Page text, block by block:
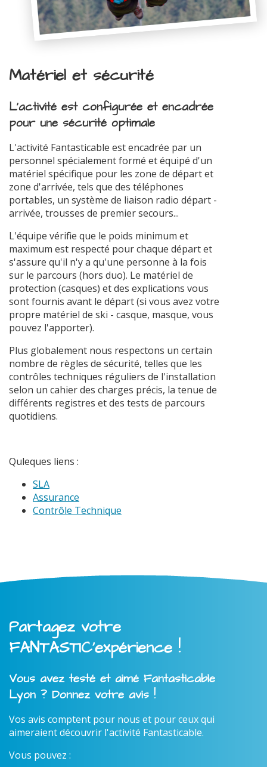
Matériel et sécurité
L'activité est configurée et encadrée
pour une sécurité optimale
L'activité Fantasticable est encadrée par un
personnel spécialement formé et équipé d'un
matériel spécifique pour les zone de départ et
zone d'arrivée, tels que des téléphones
portables, un système de liaison radio départ -
arrivée, trousses de premier secours...
L'équipe vérifie que le poids minimum et
maximum est respecté pour chaque départ et
s'assure qu'il n'y a qu'une personne à la fois
sur le parcours (hors duo). Le matériel de
protection (casques) et des explications vous
sont fournis avant le départ (si vous avez votre
propre matériel de ski - casque, masque, vous
pouvez l'apporter).
Plus globalement nous respectons un certain
nombre de règles de sécurité, telles que les
contrôles techniques réguliers de l'installation
selon un cahier des charges précis, la tenue de
différents registres et des tests de parcours
quotidiens.
Quleques liens :
SLA
Assurance
Contrôle Technique
Partagez votre
FANTASTIC'expérience !
Vous avez testé et aimé Fantasticable
Lyon ? Donnez votre avis !
Vos avis comptent pour nous et pour ceux qui
aimeraient découvrir l'activité Fantasticable.
Vous pouvez :